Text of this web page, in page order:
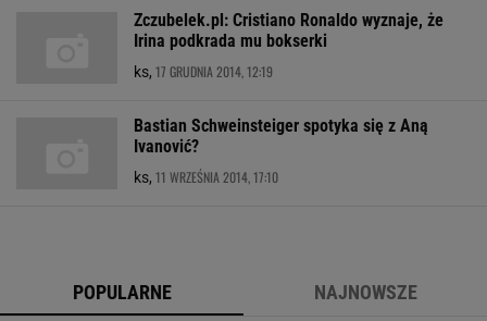
Zczubelek.pl: Cristiano Ronaldo wyznaje, że
Irina podkrada mu bokserki
ks, 17 GRUDNIA 2014, 12:19
Bastian Schweinsteiger spotyka się z Aną
Ivanović?
ks, 11 WRZEŚNIA 2014, 17:10
POPULARNE NAJNOWSZE